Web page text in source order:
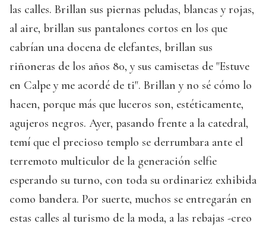
las calles. Brillan sus piernas peludas, blancas y rojas,
al aire, brillan sus pantalones cortos en los que
cabrían una docena de elefantes, brillan sus
riñoneras de los años 80, y sus camisetas de "Estuve
en Calpe y me acordé de ti". Brillan y no sé cómo lo
hacen, porque más que luceros son, estéticamente,
agujeros negros. Ayer, pasando frente a la catedral,
temí que el precioso templo se derrumbara ante el
terremoto multiculor de la generación selfie
esperando su turno, con toda su ordinariez exhibida
como bandera. Por suerte, muchos se entregarán en
estas calles al turismo de la moda, a las rebajas -creo